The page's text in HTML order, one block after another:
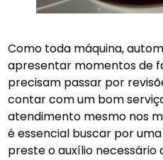
Como toda máquina,
apresentar momentos de
precisam passar por
contar com um bom
atendimento mesmo nos
é essencial buscar por
preste o auxílio necessário